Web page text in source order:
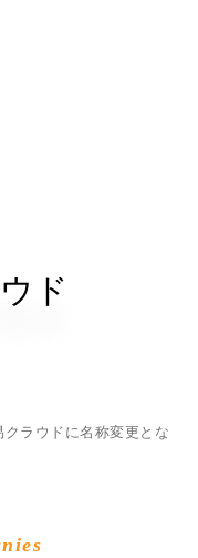
ラウドに名称変更とな